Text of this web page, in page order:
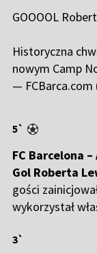
GOOOOL
Historyczna
nowym Camp
— FCBarca.com
5`
FC Barcelona
Gol Roberta
gości
wykorzystał
3`